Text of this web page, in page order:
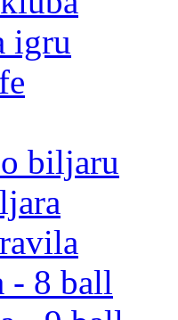
igru
biljaru
- 8 ball